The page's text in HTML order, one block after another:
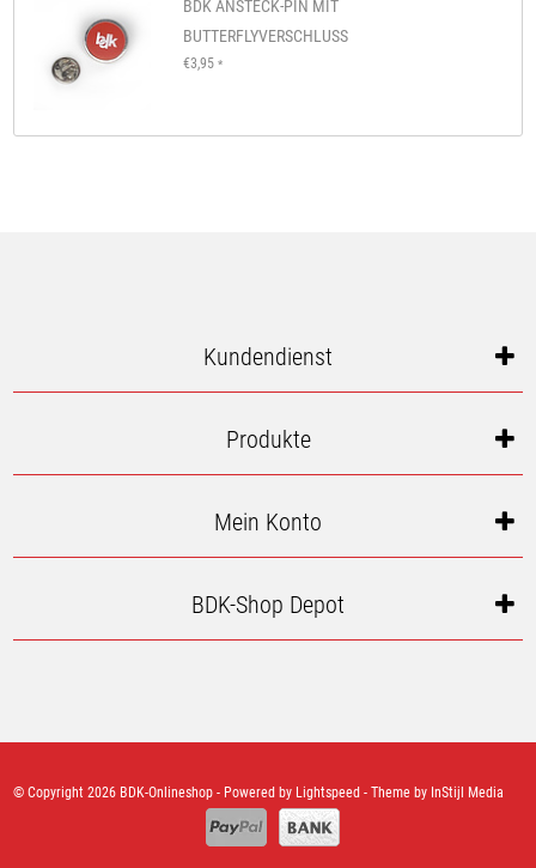
BDK ANSTECK-PIN MIT
BUTTERFLYVERSCHLUSS
€3,95*
Kundendienst
Produkte
Mein Konto
BDK-Shop Depot
© Copyright 2026 BDK-Onlineshop - Powered by Lightspeed - Theme by InStijl Media